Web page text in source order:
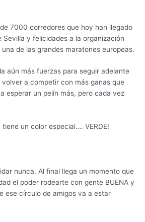
7000 corredores que hoy han llegado
Sevilla y felicidades a la organización
de las grandes maratones europeas.
aún más fuerzas para seguir adelante
a competir con más ganas que
esperar un pelín más, pero cada vez
tiene un color especial…. VERDE!
nunca. Al final llega un momento que
el poder rodearte con gente BUENA y
ese círculo de amigos va a estar